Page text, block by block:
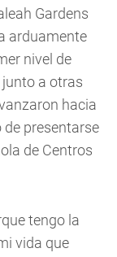
Gardens
arduamente
nivel de
a otras
hacia
de presentarse
de Centros
tengo la
vida que